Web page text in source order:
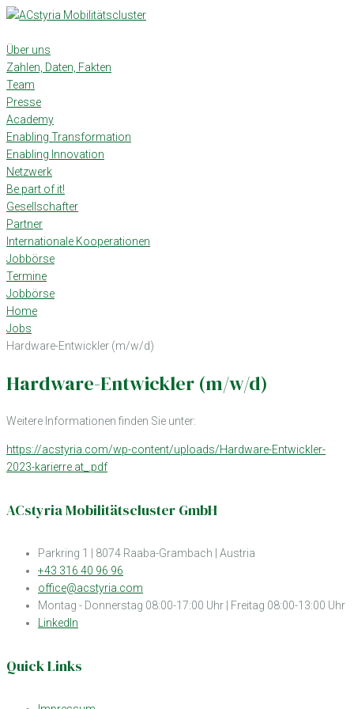
Skip
content
Über uns
Zahlen, Daten, Fakten
Team
Presse
Academy
Enabling Transformation
Enabling Innovation
Netzwerk
Be part of it!
Gesellschafter
Partner
Internationale Kooperationen
Jobbörse
Termine
Jobbörse
Home
Jobs
Hardware-Entwickler (m/w/d)
Hardware-Entwickler (m/w/d)
Weitere Informationen finden Sie unter:
https://acstyria.com/wp-content/uploads/Hardware-Entwickler-
2023-karierre.at_.pdf
ACstyria Mobilitätscluster GmbH
Parkring 1 | 8074 Raaba-Grambach | Austria
+43 316 40 96 96
office@acstyria.com
Montag - Donnerstag 08:00-17:00 Uhr | Freitag 08:00-13:00 Uhr
LinkedIn
Quick Links